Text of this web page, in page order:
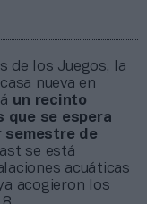
de los Juegos, la
nueva en
un recinto
que se espera
semestre de
se está
acuáticas
acogieron los